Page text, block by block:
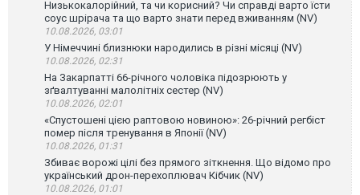
Низькокалорійний, та чи корисний? Чи справді варто їсти
соус шрірача та що варто знати перед вживанням (NV)
10.08.2026, 03:01
У Німеччині близнюки народились в різні місяці (NV)
10.08.2026, 02:31
На Закарпатті 66-річного чоловіка підозрюють у
зґвалтуванні малолітніх сестер (NV)
10.08.2026, 02:01
«Спустошені цією раптовою новиною»: 26-річний регбіст
помер після тренування в Японії (NV)
10.08.2026, 01:31
Збиває ворожі цілі без прямого зіткнення. Що відомо про
український дрон-перехоплювач Кібчик (NV)
10.08.2026, 01:01